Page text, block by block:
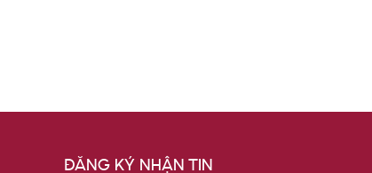
ĐĂNG KÝ NHẬN TIN